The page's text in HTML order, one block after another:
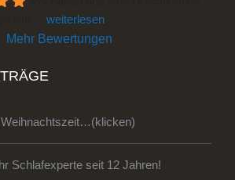
weiterlesen
Mehr Bewertungen
Schlafexperte seit 12 Jahren!